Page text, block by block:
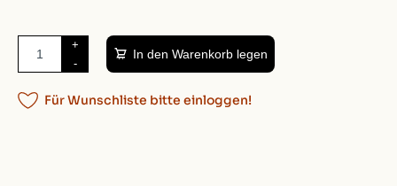
+
-
In den Warenkorb legen
Für Wunschliste bitte einloggen!